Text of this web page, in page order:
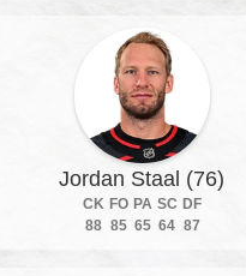
Jordan Staal (76)
CK FO PA SC DF
88 85 65 64 87